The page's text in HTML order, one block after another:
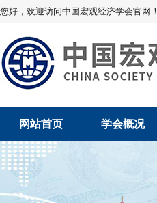
您好，欢迎访问中国宏观经济学会官网！
网站首页 学会概况
学术委员会